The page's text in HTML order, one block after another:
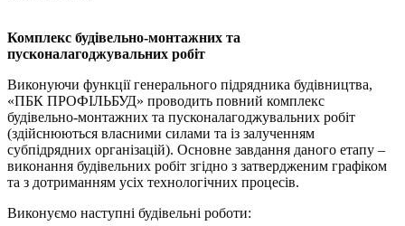
Комплекс будівельно-монтажних та
пусконалагоджувальних робіт
Виконуючи функції генерального підрядника будівництва,
«ПБК ПРОФІЛЬБУД» проводить повний комплекс
будівельно-монтажних та пусконалагоджувальних робіт
(здійснюються власними силами та із залученням
субпідрядних організацій). Основне завдання даного етапу –
виконання будівельних робіт згідно з затвердженим графіком
та з дотриманням усіх технологічних процесів.
Виконуємо наступні будівельні роботи: